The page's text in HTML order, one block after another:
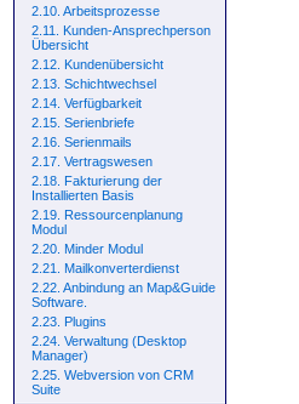
2.10. Arbeitsprozesse
2.11. Kunden-Ansprechperson
Übersicht
2.12. Kundenübersicht
2.13. Schichtwechsel
2.14. Verfügbarkeit
2.15. Serienbriefe
2.16. Serienmails
2.17. Vertragswesen
2.18. Fakturierung der
Installierten Basis
2.19. Ressourcenplanung
Modul
2.20. Minder Modul
2.21. Mailkonverterdienst
2.22. Anbindung an Map&Guide
Software.
2.23. Plugins
2.24. Verwaltung (Desktop
Manager)
2.25. Webversion von CRM
Suite